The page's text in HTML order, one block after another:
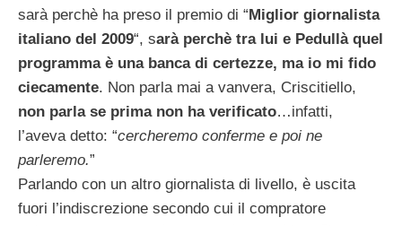
sarà perchè ha preso il premio di “Miglior giornalista
italiano del 2009“, sarà perchè tra lui e Pedullà quel
programma è una banca di certezze, ma io mi fido
ciecamente. Non parla mai a vanvera, Criscitiello,
non parla se prima non ha verificato…infatti,
l’aveva detto: “cercheremo conferme e poi ne
parleremo.”
Parlando con un altro giornalista di livello, è uscita
fuori l’indiscrezione secondo cui il compratore